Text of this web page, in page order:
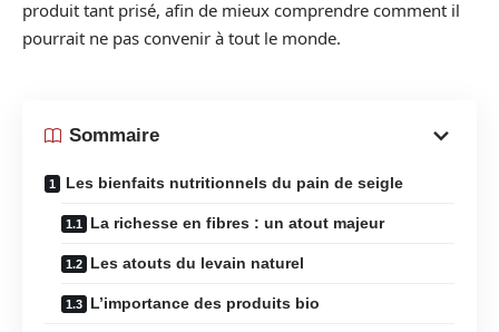
produit tant prisé, afin de mieux comprendre comment il
pourrait ne pas convenir à tout le monde.
Sommaire
Les bienfaits nutritionnels du pain de seigle
La richesse en fibres : un atout majeur
Les atouts du levain naturel
L’importance des produits bio